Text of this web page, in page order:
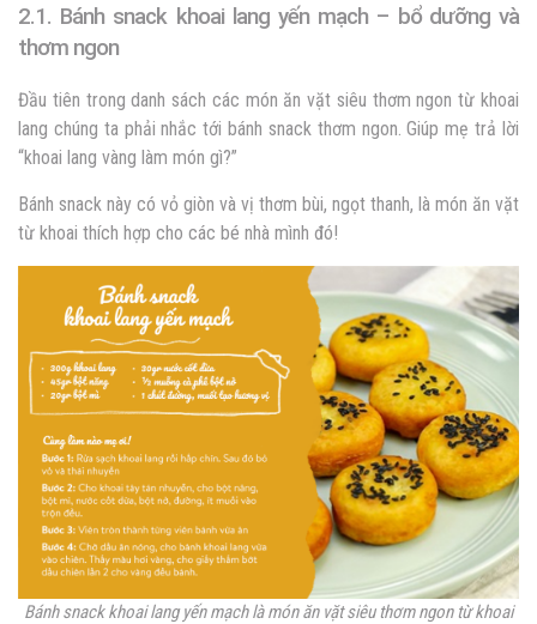
2.1. Bánh snack khoai lang yến mạch – bổ dưỡng và
thơm ngon
Đầu tiên trong danh sách các món ăn vặt siêu thơm ngon từ khoai
lang chúng ta phải nhắc tới bánh snack thơm ngon. Giúp mẹ trả lời
“khoai lang vàng làm món gì?”
Bánh snack này có vỏ giòn và vị thơm bùi, ngọt thanh, là món ăn vặt
từ khoai thích hợp cho các bé nhà mình đó!
Bánh snack khoai lang yến mạch là món ăn vặt siêu thơm ngon từ khoai